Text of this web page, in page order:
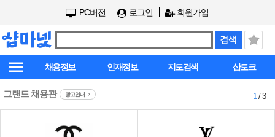
PC버전 로그인 회원가입
채용정보 인재정보 지도검색 샵토크
그랜드 채용관 광고안내 1/ 3